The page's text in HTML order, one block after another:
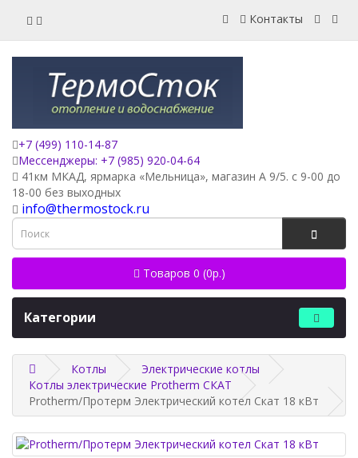
Контакты
+7 (499) 110-14-87
Мессенджеры: +7 (985) 920-04-64
41км МКАД, ярмарка «Мельница», магазин А 9/5. с 9-00 до
18-00 без выходных
info@thermostock.ru
Товаров 0 (0р.)
Категории
Котлы
Электрические котлы
Котлы электрические Protherm СКАТ
Protherm/Протерм Электрический котел Скат 18 кВт